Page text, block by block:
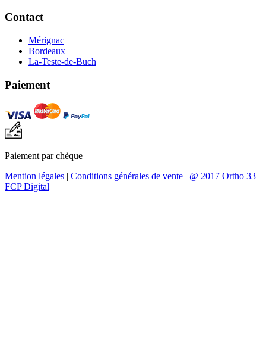
Contact
Mérignac
Bordeaux
La-Teste-de-Buch
Paiement
Paiement par chèque
Mention légales | Conditions générales de vente | @ 2017 Ortho 33 |
FCP Digital